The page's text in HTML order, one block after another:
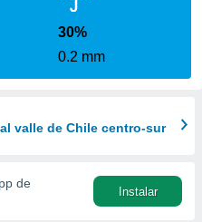
30%
0.2 mm
valle de Chile centro-sur
de
Instalar